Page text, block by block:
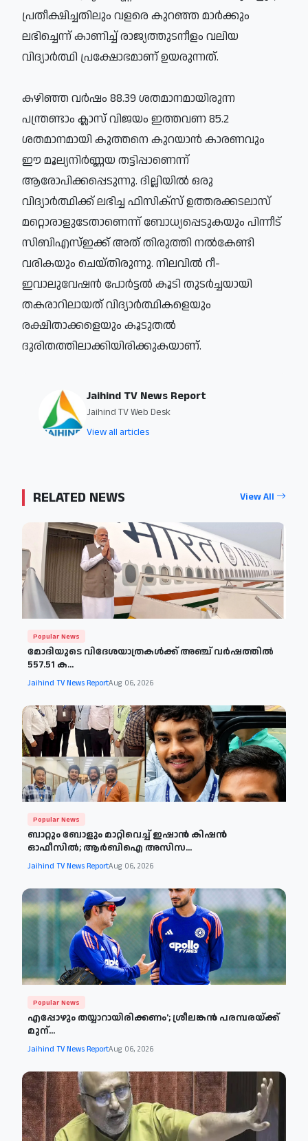
പ്രതീക്ഷിച്ചതിലും വളരെ കുറഞ്ഞ മാര്‍ക്കും
ലഭിച്ചെന്ന് കാണിച്ച് രാജ്യത്തുടനീളം വലിയ
വിദ്യാര്‍ത്ഥി പ്രക്ഷോഭമാണ് ഉയരുന്നത്.
കഴിഞ്ഞ വര്‍ഷം 88.39 ശതമാനമായിരുന്ന
പന്ത്രണ്ടാം ക്ലാസ് വിജയം ഇത്തവണ 85.2
ശതമാനമായി കുത്തനെ കുറയാന്‍ കാരണവും
ഈ മൂല്യനിര്‍ണ്ണയ തട്ടിപ്പാണെന്ന്
ആരോപിക്കപ്പെടുന്നു. ദില്ലിയില്‍ ഒരു
വിദ്യാര്‍ത്ഥിക്ക് ലഭിച്ച ഫിസിക്‌സ് ഉത്തരക്കടലാസ്
മറ്റൊരാളുടേതാണെന്ന് ബോധ്യപ്പെടുകയും പിന്നീട്
സിബിഎസ്ഇക്ക് അത് തിരുത്തി നല്‍കേണ്ടി
വരികയും ചെയ്തിരുന്നു. നിലവില്‍ റീ-
ഇവാലുവേഷന്‍ പോര്‍ട്ടല്‍ കൂടി തുടര്‍ച്ചയായി
തകരാറിലായത് വിദ്യാര്‍ത്ഥികളെയും
രക്ഷിതാക്കളെയും കൂടുതല്‍
ദുരിതത്തിലാക്കിയിരിക്കുകയാണ്.
Jaihind TV News Report
Jaihind TV Web Desk
View all articles
RELATED NEWS View All
Popular News
മോദിയുടെ വിദേശയാത്രകള്‍ക്ക് അഞ്ച് വര്‍ഷത്തില്‍
557.51 ക...
Jaihind TV News ReportAug 06, 2026
Popular News
ബാറ്റും ബോളും മാറ്റിവെച്ച് ഇഷാൻ കിഷൻ
ഓഫീസിൽ; ആർബിഐ അസിസ...
Jaihind TV News ReportAug 06, 2026
Popular News
എപ്പോഴും തയ്യാറായിരിക്കണം'; ശ്രീലങ്കൻ പരമ്പരയ്ക്ക്
മുന്...
Jaihind TV News ReportAug 06, 2026